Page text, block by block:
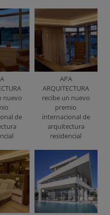
nuevo
de
APA
ARQUITECTURA
recibe un nuevo
premio
internacional de
arquitectura
residencial